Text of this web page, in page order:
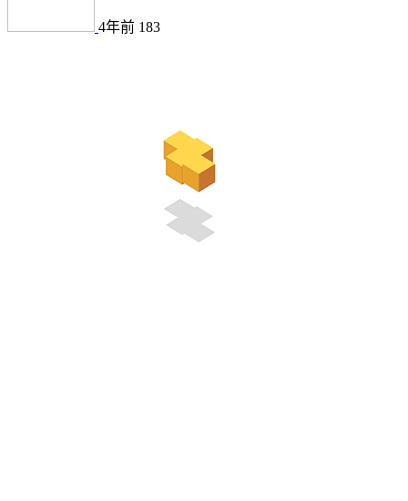
4年前 183